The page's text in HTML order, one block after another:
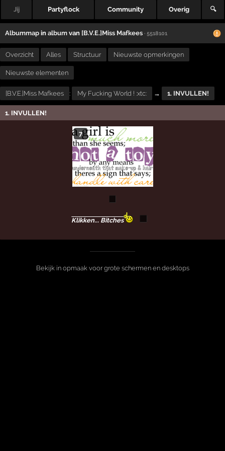
Jij Partyflock Community Overig 🔍
Albummap inalbum van [B.V.E.]Miss Mafkees · 5518101
Overzicht Alles Structuur Nieuwste opmerkingen
Nieuwste elementen
[B.V.E.]Miss Mafkees : My Fucking World ! :xtc: → 1. INVULLEN!
1. INVULLEN!
7
Klikken... Bitches
Bekijk in opmaak voor grote schermen en desktops